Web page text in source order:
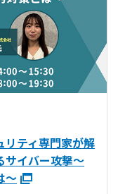
リティ専門家が解
サイバー攻撃～
～